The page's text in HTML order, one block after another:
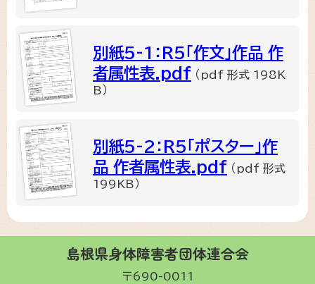
別紙5-1：R5「作文」作品_作
者属性表.pdf （pdf 形式 198K
B）
別紙5-2：R5「ポスター」作
品_作者属性表.pdf （pdf 形式
199KB）
島根県身体障害者団体連合会
〒690-0011